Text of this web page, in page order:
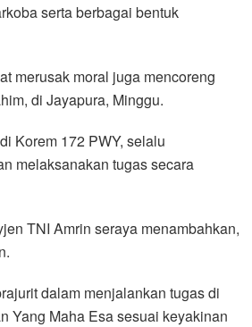
serta berbagai bentuk
merusak moral juga mencoreng
di Jayapura, Minggu.
Korem 172 PWY, selalu
melaksanakan tugas secara
TNI Amrin seraya menambahkan,
dalam menjalankan tugas di
Yang Maha Esa sesuai keyakinan